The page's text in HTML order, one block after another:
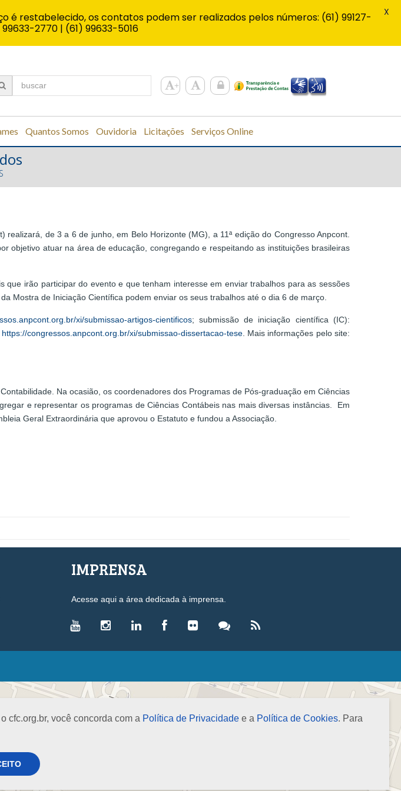
Quantos Somos Ouvidoria Licitações Serviços Online
de 3 a 6 de junho, em Belo Horizonte (MG), a 11ª edição do Congresso Anpcont.
objetivo atuar na área de educação, congregando e respeitando as instituições brasileiras
irão participar do evento e que tenham interesse em enviar trabalhos para as sessões
Mostra de Iniciação Científica podem enviar os seus trabalhos até o dia 6 de março.
xi/submissao-artigos-cientificos; submissão de iniciação científica (IC):
https://congressos.anpcont.org.br/xi/submissao-dissertacao-tese. Mais informações pelo site:
Na ocasião, os coordenadores dos Programas de Pós-graduação em Ciências
e representar os programas de Ciências Contábeis nas mais diversas instâncias. Em
Geral Extraordinária que aprovou o Estatuto e fundou a Associação.
cfc.org.br, você concorda com a Política de Privacidade e a Política de Cookies. Para
IMPRENSA
Acesse aqui a área dedicada à imprensa.
LEGISLAÇÃO
Leis
Decretos-Lei
restabelecido, os contatos podem ser realizados pelos números: (61) 99127-
2770 | (61) 99633-5016
X